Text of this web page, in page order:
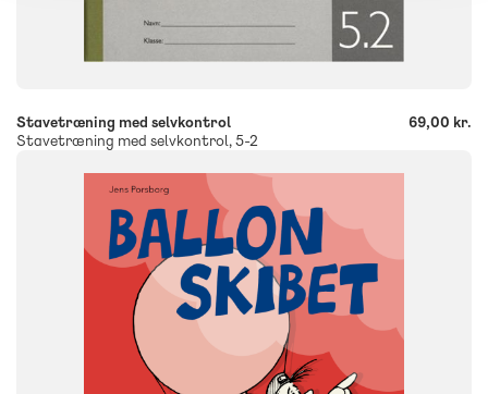
Stavetræning med selvkontrol
Stavetræning med selvkontrol, 5-2
69,00 kr.
NIVEAU
1. klasse